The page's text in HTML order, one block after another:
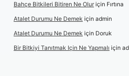
Bahçe Bitkileri Bitiren Ne Oluriçin Fırtına
Atalet Durumu Ne Demek için admin
Atalet Durumu Ne Demek için Doruk
Bir Bitkiyi Tanıtmak Için Ne Yapmalı için